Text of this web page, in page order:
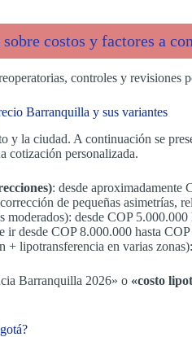
costos y factores a
controles y revisiones
Barranquilla y sus variantes
y la ciudad. A continuación se
cotización personalizada.
: desde aproximadamente
de pequeñas asimetrías,
moderados): desde COP
ir desde COP 8.000.000 hasta
+ lipotransferencia en varias
Barranquilla 2026» o «costo